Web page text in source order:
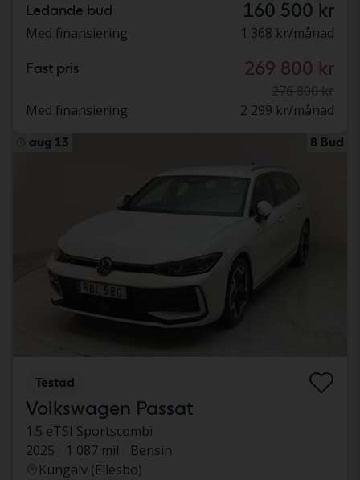
Ledande bud 160 500 kr
Med finansiering 1 368 kr/månad
Fast pris 269 800 kr
276 800 kr
Med finansiering
2 299 kr/månad
aug 13 8 Bud
Testad
Volkswagen Passat
1.5 eTSI Sportscombi
2025
1 087 mil
Bensin
Kungälv (Ellesbo)